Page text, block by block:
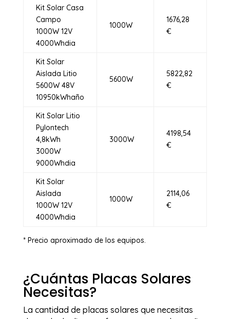
Kit Solar Casa
Campo
1000W 12V
4000Whdia
1000W
1676,28
€
Kit Solar
Aislada Litio
5600W 48V
10950kWhaño
5600W
5822,82
€
Kit Solar Litio
Pylontech
4,8kWh
3000W
9000Whdia
3000W
4198,54
€
Kit Solar
Aislada
1000W 12V
4000Whdia
1000W
2114,06
€
* Precio aproximado de los equipos.
¿Cuántas Placas Solares
Necesitas?
La cantidad de placas solares que necesitas